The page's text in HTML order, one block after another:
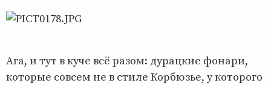
Ага, и тут в куче всё разом: дурацкие фонари,
которые совсем не в стиле Корбюзье, у которого